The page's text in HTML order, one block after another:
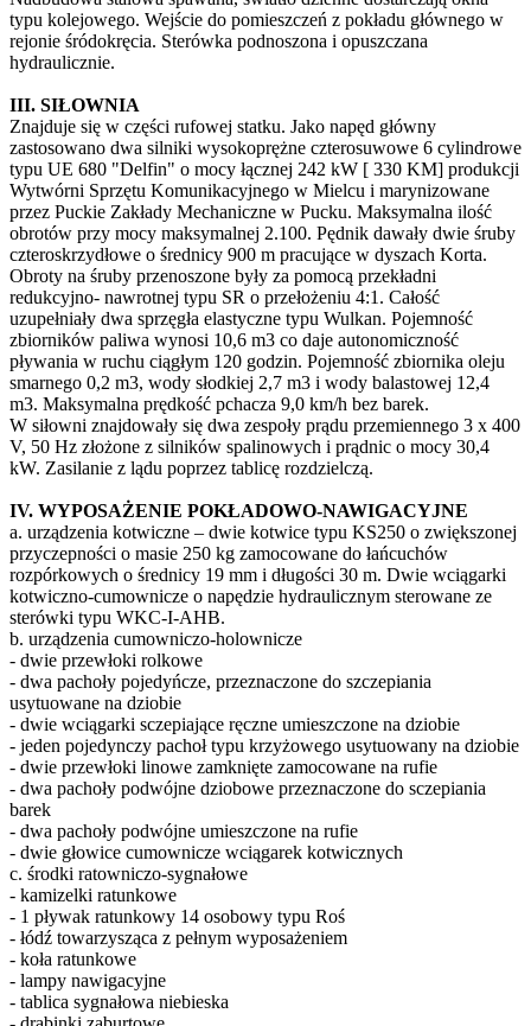
typu kolejowego. Wejście do pomieszczeń z pokładu głównego w
rejonie śródokręcia. Sterówka podnoszona i opuszczana
hydraulicznie.
III. SIŁOWNIA
Znajduje się w części rufowej statku. Jako napęd główny
zastosowano dwa silniki wysokoprężne czterosuwowe 6 cylindrowe
typu UE 680 "Delfin" o mocy łącznej 242 kW [ 330 KM] produkcji
Wytwórni Sprzętu Komunikacyjnego w Mielcu i marynizowane
przez Puckie Zakłady Mechaniczne w Pucku. Maksymalna ilość
obrotów przy mocy maksymalnej 2.100. Pędnik dawały dwie śruby
czteroskrzydłowe o średnicy 900 m pracujące w dyszach Korta.
Obroty na śruby przenoszone były za pomocą przekładni
redukcyjno- nawrotnej typu SR o przełożeniu 4:1. Całość
uzupełniały dwa sprzęgła elastyczne typu Wulkan. Pojemność
zbiorników paliwa wynosi 10,6 m3 co daje autonomiczność
pływania w ruchu ciągłym 120 godzin. Pojemność zbiornika oleju
smarnego 0,2 m3, wody słodkiej 2,7 m3 i wody balastowej 12,4
m3. Maksymalna prędkość pchacza 9,0 km/h bez barek.
W siłowni znajdowały się dwa zespoły prądu przemiennego 3 x 400
V, 50 Hz złożone z silników spalinowych i prądnic o mocy 30,4
kW. Zasilanie z lądu poprzez tablicę rozdzielczą.
IV. WYPOSAŻENIE POKŁADOWO-NAWIGACYJNE
a. urządzenia kotwiczne – dwie kotwice typu KS250 o zwiększonej
przyczepności o masie 250 kg zamocowane do łańcuchów
rozpórkowych o średnicy 19 mm i długości 30 m. Dwie wciągarki
kotwiczno-cumownicze o napędzie hydraulicznym sterowane ze
sterówki typu WKC-I-AHB.
b. urządzenia cumowniczo-holownicze
- dwie przewłoki rolkowe
- dwa pachoły pojedyńcze, przeznaczone do szczepiania
usytuowane na dziobie
- dwie wciągarki sczepiające ręczne umieszczone na dziobie
- jeden pojedynczy pachoł typu krzyżowego usytuowany na dziobie
- dwie przewłoki linowe zamknięte zamocowane na rufie
- dwa pachoły podwójne dziobowe przeznaczone do sczepiania
barek
- dwa pachoły podwójne umieszczone na rufie
- dwie głowice cumownicze wciągarek kotwicznych
c. środki ratowniczo-sygnałowe
- kamizelki ratunkowe
- 1 pływak ratunkowy 14 osobowy typu Roś
- łódź towarzysząca z pełnym wyposażeniem
- koła ratunkowe
- lampy nawigacyjne
- tablica sygnałowa niebieska